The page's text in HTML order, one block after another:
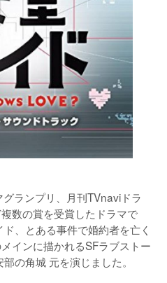
ランプリ、月刊TVnaviドラ
数の賞を受賞したドラマで
、とある事件で婚約者を亡く
インに描かれるSFラブストー
の角城 元を演じました。